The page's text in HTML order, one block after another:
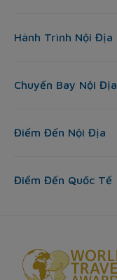
Hành Trình Nội Địa
Chuyến Bay Nội Địa
Điểm Đến Nội Địa
Điểm Đến Quốc Tế